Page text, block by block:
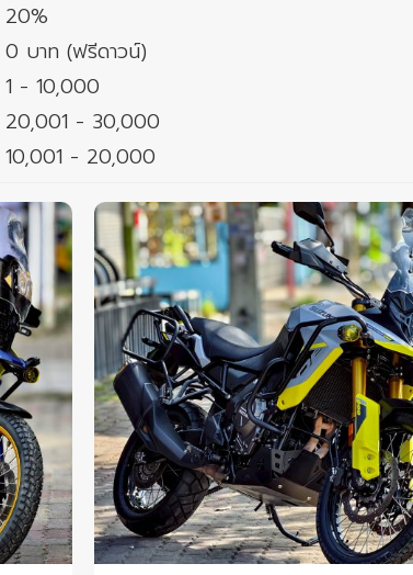
20%
0 บาท (ฟรีดาวน์)
1 - 10,000
20,001 - 30,000
10,001 - 20,000